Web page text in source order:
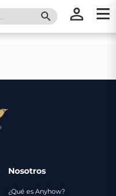
SEARCH
Nosotros
¿Qué es Anyhow?